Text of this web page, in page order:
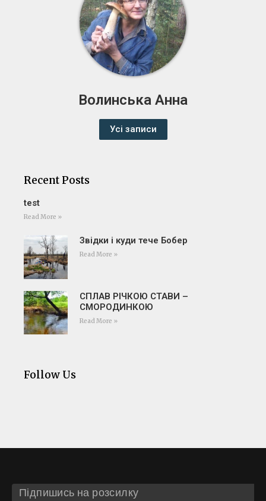
Волинська Анна
Усі записи
Recent Posts
test
Read More »
Звідки і куди тече Бобер
Read More »
СПЛАВ РІЧКОЮ СТАВИ –
СМОРОДИНКОЮ
Read More »
Follow Us